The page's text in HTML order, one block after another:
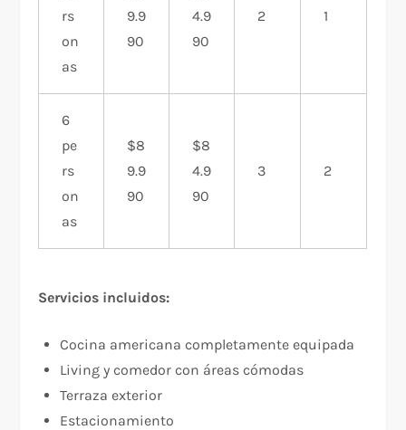
rs
on
as
9.9
90
4.9
90
2 1
6
pe
rs
on
as
$8
9.9
90
$8
4.9
90
3 2
Servicios incluidos:
Cocina americana completamente equipada
Living y comedor con áreas cómodas
Terraza exterior
Estacionamiento